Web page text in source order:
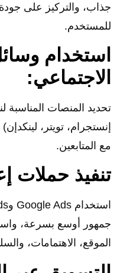
جذاب، والتركيز على
للمستخدم.
استخدام
الاجتماعي:
تحديد المنصات
إنستجرام، تويتر،
مع المتابعين.
تنفيذ حملات
جمهور أوسع بسرعة،
الموقع، الاهتمامات،